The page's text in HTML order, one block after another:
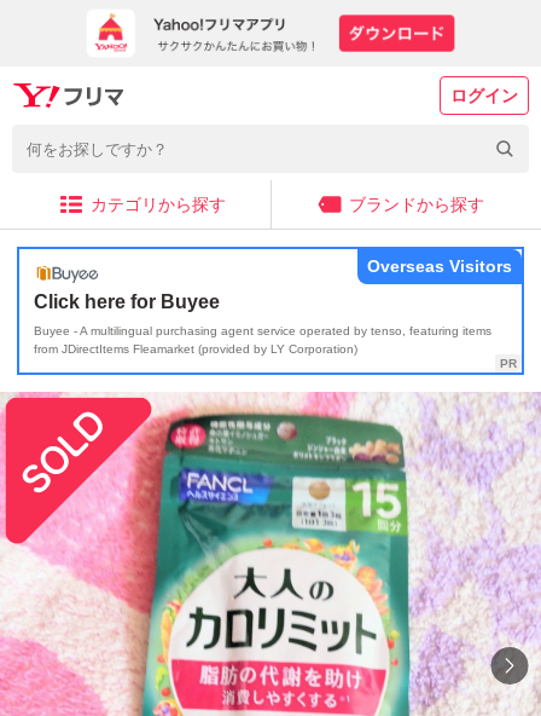
ログイン
カテゴリから探す ブランドから探す
Click here for Buyee
Buyee - A multilingual purchasing agent service operated by tenso, featuring items
from JDirectItems Fleamarket (provided by LY Corporation)
Overseas Visitors